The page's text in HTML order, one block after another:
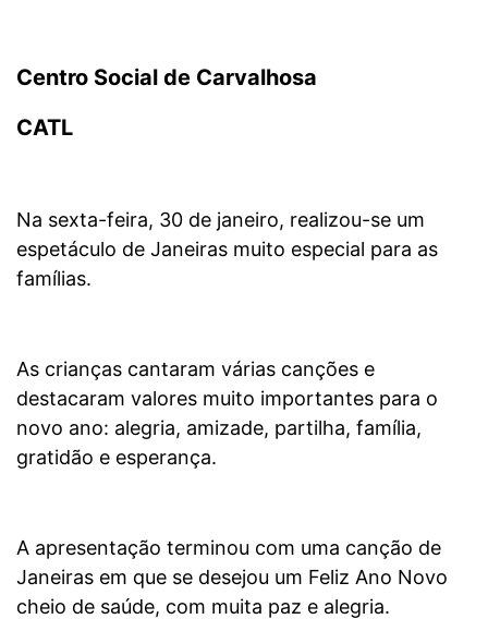
Centro Social de Carvalhosa
CATL
Na sexta-feira, 30 de janeiro, realizou-se um
espetáculo de Janeiras muito especial para as
famílias.
As crianças cantaram várias canções e
destacaram valores muito importantes para o
novo ano: alegria, amizade, partilha, família,
gratidão e esperança.
A apresentação terminou com uma canção de
Janeiras em que se desejou um Feliz Ano Novo
cheio de saúde, com muita paz e alegria.